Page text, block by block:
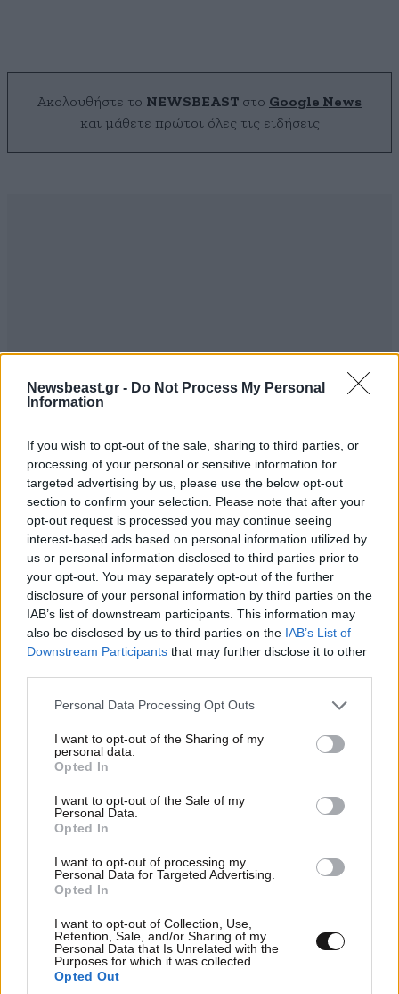
Newsbeast.gr - Do Not Process My Personal
Information
If you wish to opt-out of the sale, sharing to third parties, or
processing of your personal or sensitive information for
targeted advertising by us, please use the below opt-out
section to confirm your selection. Please note that after your
opt-out request is processed you may continue seeing
interest-based ads based on personal information utilized by
us or personal information disclosed to third parties prior to
your opt-out. You may separately opt-out of the further
disclosure of your personal information by third parties on the
IAB’s list of downstream participants. This information may
also be disclosed by us to third parties on the IAB’s List of
Downstream Participants that may further disclose it to other
Please note that this website/app uses one or more Google
not limited to your visit or usage behaviour. You may click to
grant or deny consent to Google and its third-party tags to
use your data for below specified purposes in below Google
consent section.
Personal Data Processing Opt Outs
I want to opt-out of the Sharing of my
personal data.
Opted In
I want to opt-out of the Sale of my
Personal Data.
Opted In
I want to opt-out of processing my
Personal Data for Targeted Advertising.
Opted In
I want to opt-out of Collection, Use,
Retention, Sale, and/or Sharing of my
Personal Data that Is Unrelated with the
Purposes for which it was collected.
Opted Out
Ακολουθήστε το NEWSBEAST στο Google News
και μάθετε πρώτοι όλες τις ειδήσεις
0 ΣΧΌΛΙΑ ΑΝΑΓΝΩΣΤΏΝ
ΠΡΟΣΘΕΣΤΕ ΤΟ ΣΧΟΛΙΟ ΣΑΣ
Xαρακτήρες: 0/1000
TRENDING